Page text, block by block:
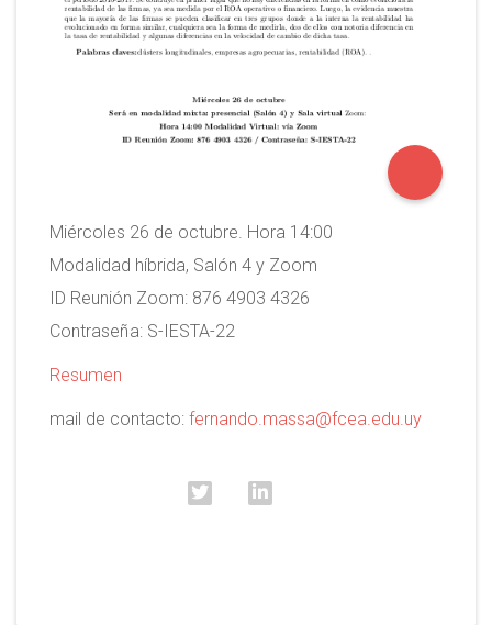
Miércoles 26 de octubre. Hora 14:00
Modalidad híbrida, Salón 4 y Zoom
ID Reunión Zoom: 876 4903 4326
Contraseña: S-IESTA-22
Resumen
mail de contacto: fernando.massa@fcea.edu.uy